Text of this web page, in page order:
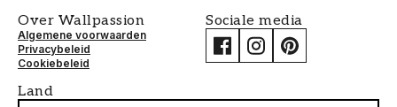
Over Wallpassion
Algemene voorwaarden
Privacybeleid
Cookiebeleid
Sociale media
Land